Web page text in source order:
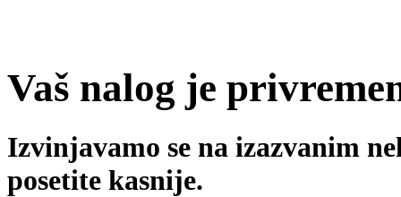
Vaš nalog je
Izvinjavamo se na izazvanim
posetite kasnije.